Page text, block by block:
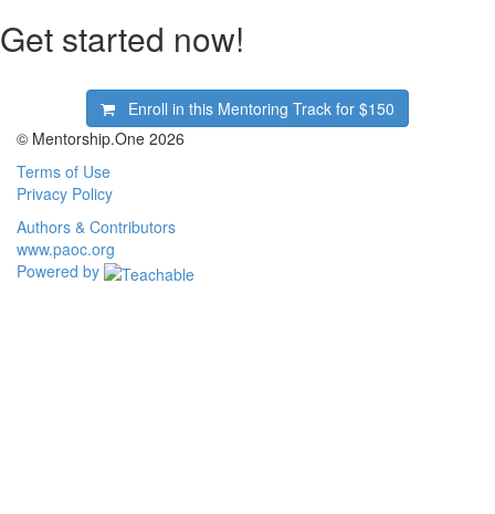
Get started now!
Enroll in this Mentoring Track for $150
© Mentorship.One 2026
Terms of Use
Privacy Policy
Authors & Contributors
www.paoc.org
Powered by